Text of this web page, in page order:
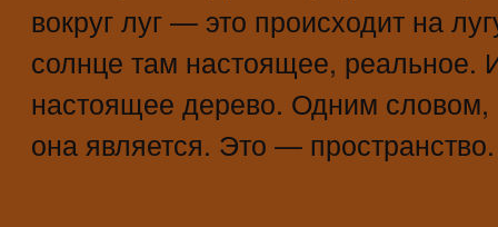
вокруг луг — это происходит на
солнце там настоящее,
настоящее дерево. Одним
она является. Это — пространство.